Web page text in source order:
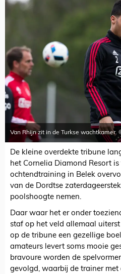
Van Rhijn zit in de Turkse wachtkamer.
De kleine overdekte tribune
het Cornelia Diamond Resort is
ochtendtraining in Belek
van de Dordtse
poolshoogte nemen.
Daar waar het er onder
staf op het veld allemaal
op de tribune een gezellige
amateurs levert soms mooie
bravoure worden de
gevolgd, waarbij de trainer